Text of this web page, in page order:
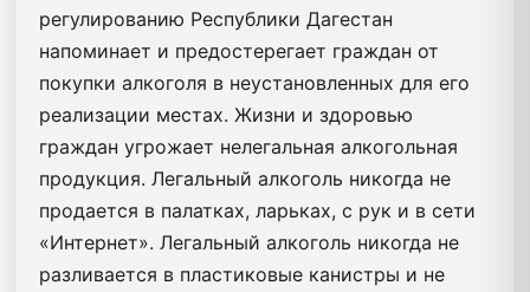
регулированию Республики Дагестан
напоминает и предостерегает граждан от
покупки алкоголя в неустановленных для его
реализации местах. Жизни и здоровью
граждан угрожает нелегальная алкогольная
продукция. Легальный алкоголь никогда не
продается в палатках, ларьках, с рук и в сети
«Интернет». Легальный алкоголь никогда не
разливается в пластиковые канистры и не